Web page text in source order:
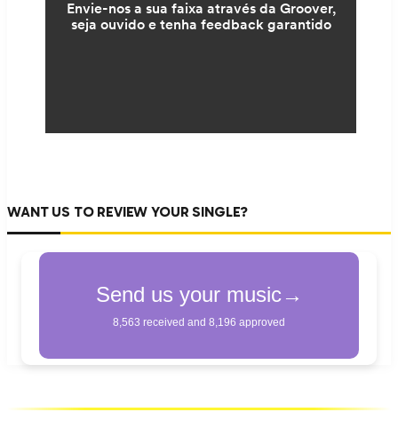
WANT US TO REVIEW YOUR SINGLE?